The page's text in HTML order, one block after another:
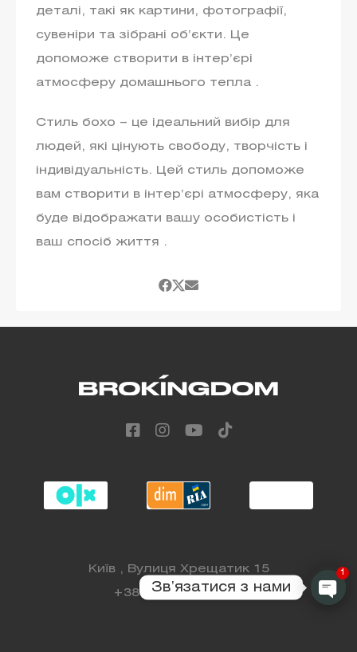
деталі, такі як картини, фотографії,
сувеніри та зібрані об’єкти. Це
допоможе створити в інтер’єрі
атмосферу домашнього тепла .
Стиль бохо – це ідеальний вибір для
людей, які цінують свободу, творчість і
індивідуальність. Цей стиль допоможе
вам створити в інтер’єрі атмосферу, яка
буде відображати вашу особистість і
ваш спосіб життя .
Київ , Вулиця Хрещатик 15
+38 (068) 808 88 98
Звʼязатися з нами
1